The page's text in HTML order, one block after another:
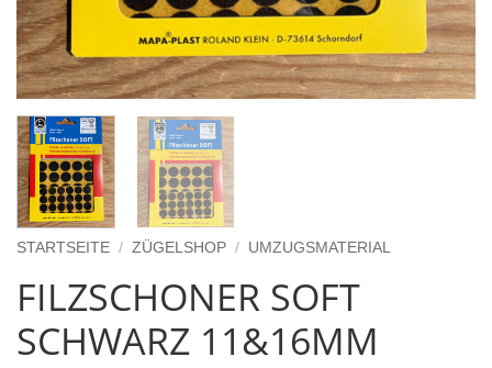
STARTSEITE / ZÜGELSHOP / UMZUGSMATERIAL
FILZSCHONER SOFT
SCHWARZ 11&16MM